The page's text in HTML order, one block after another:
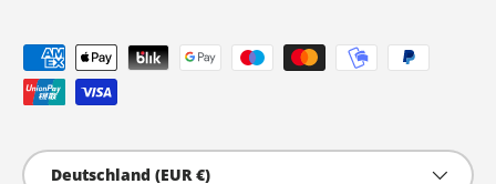
Zahlungsmethoden
Land/Region
Deutschland (EUR €)